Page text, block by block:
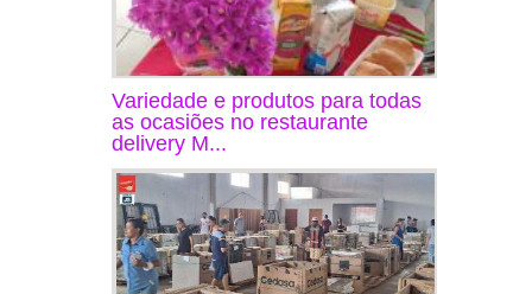
Variedade e produtos para todas
as ocasiões no restaurante
delivery M...